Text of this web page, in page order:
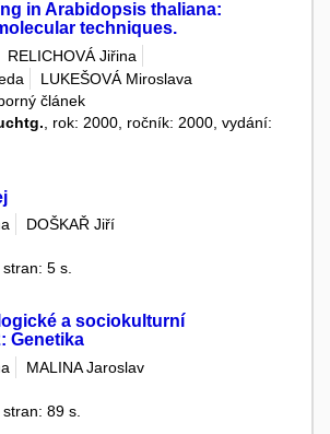
in Arabidopsis thaliana:
techniques.
RELICHOVÁ Jiřina
LUKEŠOVÁ Miroslava
článek
, rok: 2000, ročník: 2000, vydání:
DOŠKAŘ Jiří
5 s.
a sociokulturní
Genetika
MALINA Jaroslav
89 s.